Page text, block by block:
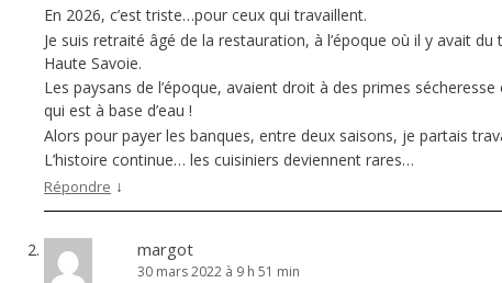
En 2026, c’est triste…pour ceux qui travaillent.
Je suis retraité âgé de la restauration, à l’époque où il y avait
Haute Savoie.
Les paysans de l’époque, avaient droit à des primes
qui est à base d’eau !
Alors pour payer les banques, entre deux saisons, je partais
L’histoire continue… les cuisiniers deviennent rares…
Répondre ↓
margot
30 mars 2022 à 9 h 51 min